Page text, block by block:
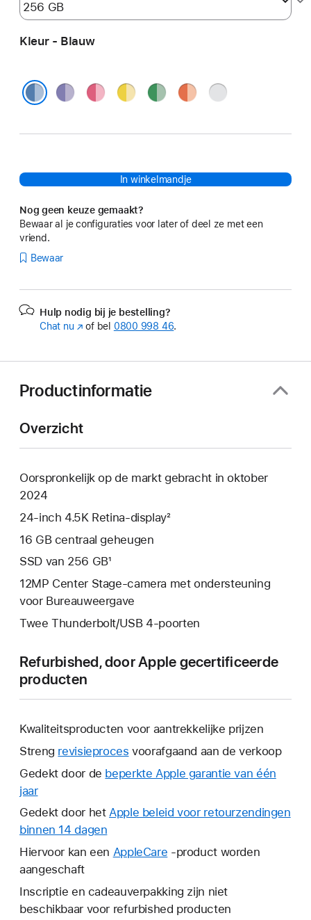
Kleur - Blauw
Paars Roze Geel GroenOranjeZilver
In winkelmandje
Nog geen keuze gemaakt?
Bewaar al je configuraties voor later of deel ze met een
vriend.
Bewaar
Hulp nodig bij je bestelling?
Chat nu (Wordt
of bel 0800 998 46.
Productinformatie
Overzicht
Oorspronkelijk op de markt gebracht in oktober
2024
24‑inch 4.5K Retina-display²
16 GB centraal geheugen
SSD van 256 GB¹
12MP Center Stage-camera met ondersteuning
voor Bureauweergave
Twee Thunderbolt/USB 4-poorten
Refurbished, door Apple gecertificeerde
producten
Kwaliteitsproducten voor aantrekkelijke prijzen
Streng revisieproces voorafgaand aan de verkoop
Gedekt door de beperkte Apple garantie van één
jaarHierdoor
wordt
er
nieuw
venster
geopend.
Gedekt door hetApple beleid voor retourzendingen
binnen 14 dagen
wordt
nieuw
venster
Hiervoor kan een AppleCare Hierdoor
er
een
-product worden
aangeschaft
Inscriptie en cadeauverpakking zijn niet
beschikbaar voor refurbished producten